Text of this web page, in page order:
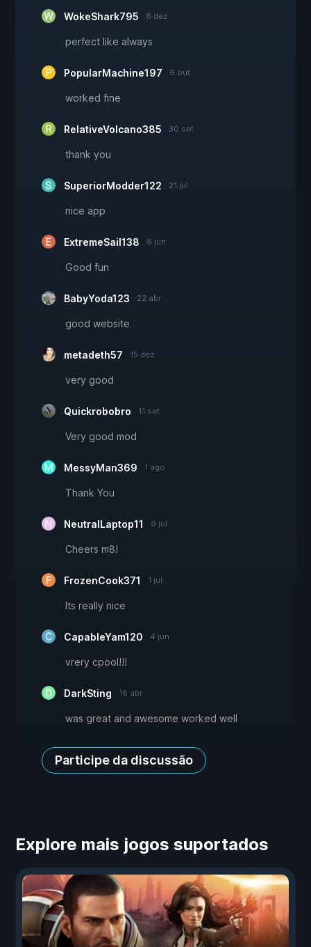
WokeShark795 6 dez
perfect like always
PopularMachine197 6 out
worked fine
RelativeVolcano385 30 set
thank you
SuperiorModder122 21 jul
nice app
ExtremeSail138 6 jun
Good fun
BabyYoda123 22 abr
good website
metadeth57 15 dez
very good
Quickrobobro 11 set
Very good mod
MessyMan369 1 ago
Thank You
NeutralLaptop11 9 jul
Cheers m8!
FrozenCook371 1 jul
Its really nice
CapableYam120 4 jun
vrery cpool!!!
DarkSting 16 abr
was great and awesome worked well
Participe da discussão
Explore mais jogos suportados